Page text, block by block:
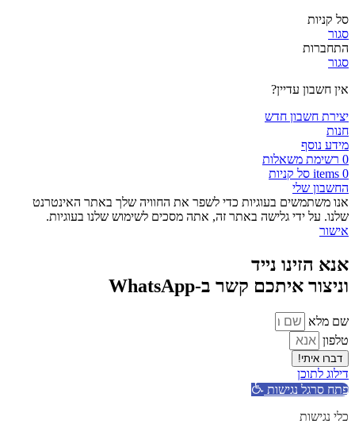
סל קניות
סגור
התחברות
סגור
אין חשבון עדיין?
יצירת חשבון חדש
חנות
מידע נוסף
0 רשימת משאלות
0
items סל קניות
החשבון שלי
אנו משתמשים בעוגיות כדי לשפר את החוויה שלך באתר האינטרנט
שלנו. על ידי גלישה באתר זה, אתה מסכים לשימוש שלנו בעוגיות.
אישור
אנא הזינו נייד
וניצור איתכם קשר ב-WhatsApp
שם מלא
טלפון
דברו איתי!
דילוג לתוכן
פתח סרגל נגישות
כלי נגישות